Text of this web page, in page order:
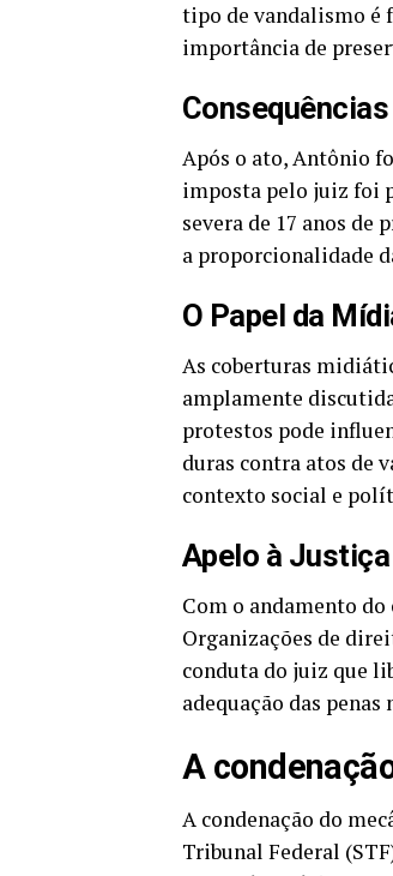
tipo de vandalismo é
importância de
Após o ato, Antônio
imposta pelo juiz foi
severa de 17 anos de
a proporcionalidade
O Papel da
As coberturas
amplamente
protestos pode
duras contra atos de
contexto social e
Apelo à
Com o andamento
Organizações de
conduta do juiz que
adequação das
A
A condenação do
Tribunal Federal